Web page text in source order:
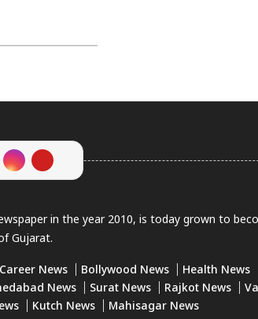
in the year 2010, is today grown to
Gujarat.
Career News Bollywood News Health News
News Surat News Rajkot News
Kutch News Mahisagar News